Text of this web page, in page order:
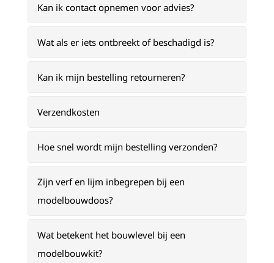
Kan ik contact opnemen voor advies?
Wat als er iets ontbreekt of beschadigd is?
Kan ik mijn bestelling retourneren?
Verzendkosten
Hoe snel wordt mijn bestelling verzonden?
Zijn verf en lijm inbegrepen bij een
modelbouwdoos?
Wat betekent het bouwlevel bij een
modelbouwkit?